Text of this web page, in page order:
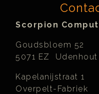
Scorpion
Goudsbloem 52
5071 EZ Udenhout
Kapelanijstraat 1
Overpelt-Fabriek